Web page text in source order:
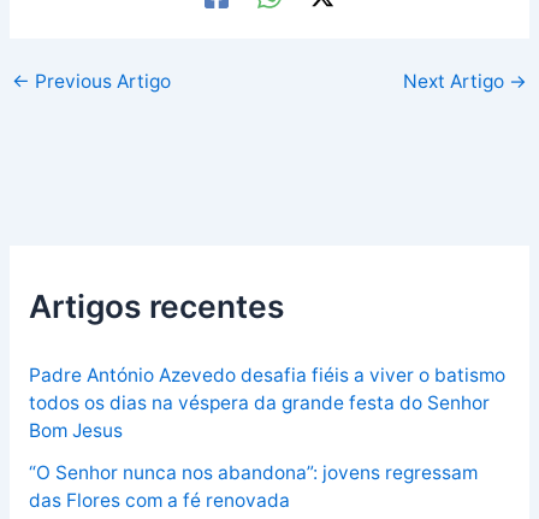
← Previous Artigo Next Artigo →
Artigos recentes
Padre António Azevedo desafia fiéis a viver o batismo
todos os dias na véspera da grande festa do Senhor
Bom Jesus
“O Senhor nunca nos abandona”: jovens regressam
das Flores com a fé renovada